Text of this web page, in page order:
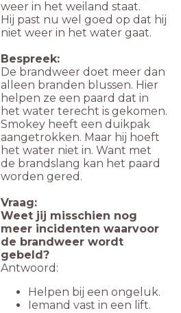
weer in het weiland staat.
Hij past nu wel goed op dat hij
niet weer in het water gaat.
Bespreek:
De brandweer doet meer dan
alleen branden blussen. Hier
helpen ze een paard dat in
het water terecht is gekomen.
Smokey heeft een duikpak
aangetrokken. Maar hij hoeft
het water niet in. Want met
de brandslang kan het paard
worden gered.
Vraag:
Weet jij misschien nog
meer incidenten waarvoor
de brandweer wordt
gebeld?
Antwoord:
Helpen bij een ongeluk.
Iemand vast in een lift.